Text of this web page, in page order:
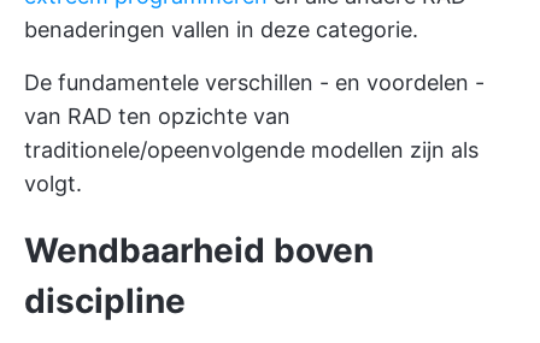
benaderingen vallen in deze categorie.
De fundamentele verschillen - en voordelen -
van RAD ten opzichte van
traditionele/opeenvolgende modellen zijn als
volgt.
Wendbaarheid boven
discipline